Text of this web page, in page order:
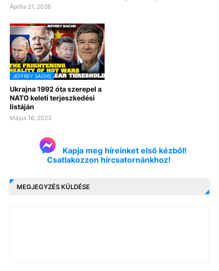
Április 21, 2026
JEFFREY SACHS
Ukrajna 1992 óta szerepel a
NATO keleti terjeszkedési
listáján
Május 16, 2023
Kapja meg híreinket első kézből!
Csatlakozzon hírcsatornánkhoz!
MEGJEGYZÉS KÜLDÉSE